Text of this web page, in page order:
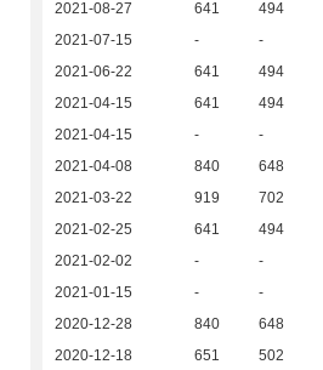
2021-08-27 641 494
2021-07-15
- -
2021-06-22
641 494
2021-04-15
641 494
2021-04-15
- -
2021-04-08
840 648
2021-03-22
919 702
2021-02-25
641 494
2021-02-02
- -
2021-01-15
- -
2020-12-28
840 648
2020-12-18
651 502